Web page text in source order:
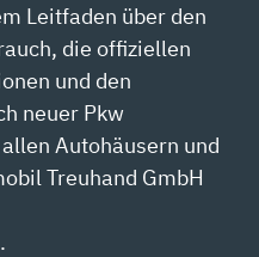
Leitfaden über den
die offiziellen
und den
neuer Pkw
Autohäusern und
Treuhand GmbH